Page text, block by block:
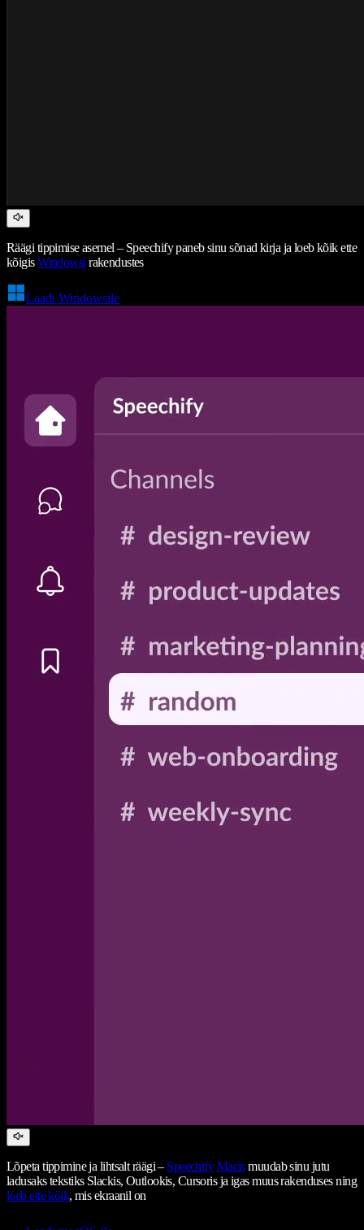
Räägi tippimise asemel – Speechify paneb sinu sõnad kirja ja loeb kõik ette
kõigisWindowsi rakendustes
Laadi Windowsile
Lõpeta tippimine ja lihtsalt räägi – Speechify Macismuudab sinu jutu
ladusaks tekstiks Slackis, Outlookis, Cursoris ja igas muus rakenduses ning
loeb ette kõik, mis ekraanil on